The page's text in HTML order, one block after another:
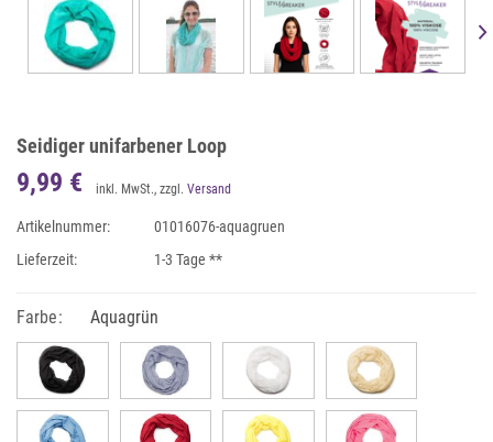
Seidiger unifarbener Loop
9,99 € inkl. MwSt., zzgl. Versand
Artikelnummer:
01016076-aquagruen
Lieferzeit:
1-3 Tage **
Farbe: Aquagrün